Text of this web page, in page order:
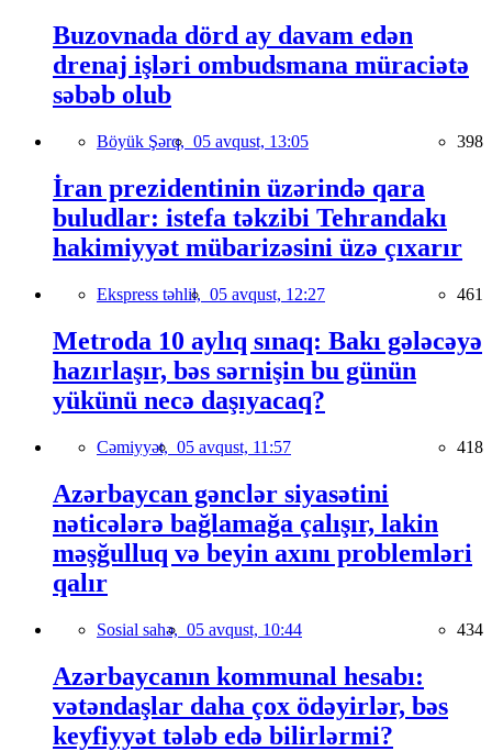
Buzovnada dörd ay davam edən
drenaj işləri ombudsmana müraciətə
səbəb olub
Böyük Şərq, 05 avqust, 13:05 398
İran prezidentinin üzərində qara
buludlar: istefa təkzibi Tehrandakı
hakimiyyət mübarizəsini üzə çıxarır
Ekspress təhlil, 05 avqust, 12:27 461
Metroda 10 aylıq sınaq: Bakı gələcəyə
hazırlaşır, bəs sərnişin bu günün
yükünü necə daşıyacaq?
Cəmiyyət, 05 avqust, 11:57 418
Azərbaycan gənclər siyasətini
nəticələrə bağlamağa çalışır, lakin
məşğulluq və beyin axını problemləri
qalır
Sosial sahə, 05 avqust, 10:44 434
Azərbaycanın kommunal hesabı:
vətəndaşlar daha çox ödəyirlər, bəs
keyfiyyət tələb edə bilirlərmi?